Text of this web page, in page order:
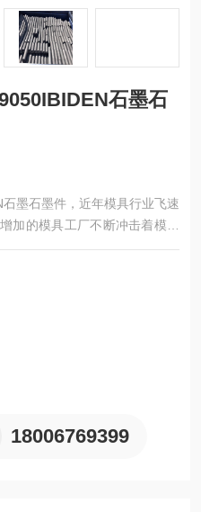
石墨石
墨石墨件，近年模具行业飞速
加的模具工厂不断冲击着模具
学性能逐渐成为模具制作的材
18006769399